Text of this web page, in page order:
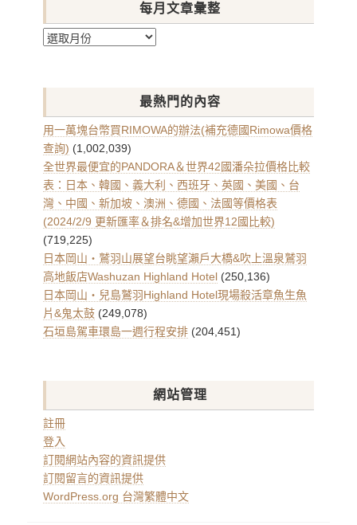
每月文章彙整
每
章
整
最熱門的內容
用一萬塊台幣買RIMOWA的辦法(補充德國Rimowa價格
查詢) (1,002,039)
全世界最便宜的PANDORA＆世界42國潘朵拉價格比較
表：日本、韓國、義大利、西班牙、英國、美國、台
灣、中國、新加坡、澳洲、德國、法國等價格表
(2024/2/9 更新匯率＆排名&增加世界12國比較)
(719,225)
日本岡山・鷲羽山展望台眺望瀨戶大橋&吹上溫泉鷲羽
高地飯店Washuzan Highland Hotel (250,136)
日本岡山・兒島鷲羽Highland Hotel現場殺活章魚生魚
片&鬼太鼓 (249,078)
石垣島駕車環島一週行程安排 (204,451)
網站管理
註冊
登入
訂閱網站內容的資訊提供
訂閱留言的資訊提供
WordPress.org 台灣繁體中文